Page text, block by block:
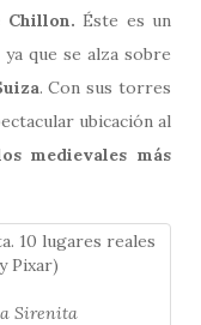
Chillon. Éste es un
que se alza sobre
. Con sus torres
ubicación al
medievales más
Sirenita